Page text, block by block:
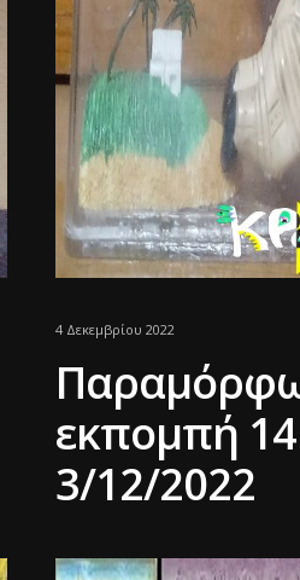
4 Δεκεμβρίου 2022
εκπομπή
3/12/2022